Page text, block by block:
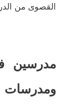
القصوى من
مدرسين